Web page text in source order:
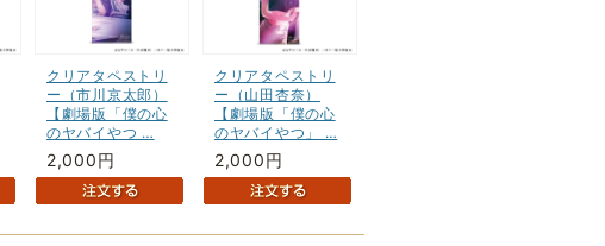
クリアタペストリ
ー（市川京太郎）
【劇場版「僕の心
のヤバイやつ …
2,000円
クリアタペストリ
ー（山田杏奈）
【劇場版「僕の心
のヤバイやつ」 …
2,000円